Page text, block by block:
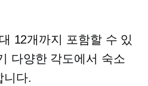
12개까지 포함할 수 있
다양한 각도에서 숙소
니다.